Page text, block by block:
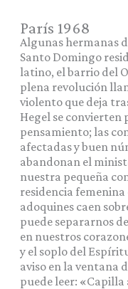
París 1968
Algunas hermanas
Santo Domingo
latino, el barrio del
plena revolución
violento que deja
Hegel se convierten
pensamiento; las
afectadas y buen
abandonan el
nuestra pequeña
residencia
adoquines caen
puede separarnos
en nuestros
y el soplo del
aviso en la ventana
puede leer: